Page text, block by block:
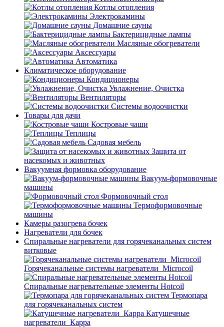
Котлы отопления
Электрокамины
Домашние сауны
Бактерицидные лампы
Масляные обогреватели
Аксессуары
Автоматика
Климатическое оборудование
Кондиционеры
Увлажнение, Очистка
Вентиляторы
Системы водоочистки
Товары для дачи
Костровые чаши
Теплицы
Садовая мебель
Защита от
насекомых и животных
Вакуумная формовка оборудование
Вакуум-формовочные
машины
Формовочный стол
Термоформовочные
машины
Камеры разогрева бочек
Нагреватели для бочек
Спиральные нагреватели для горячеканальных систем
витковые
Горячеканальные системы нагреватели_Microcoil
Спиральные нагревательные элементы Hotcoil
Термопара
для горячеканальных систем
Катушечные
нагреватели_Карра